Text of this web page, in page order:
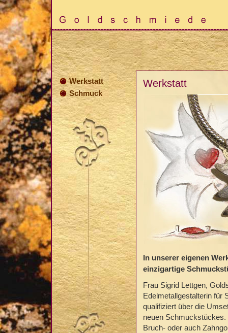
Werkstatt
Schmuck
Werkstatt
In unserer eigenen
einzigartige
Frau Sigrid Lettgen,
Edelmetallgestalterin für
qualifiziert über die
neuen
Bruch- oder auch